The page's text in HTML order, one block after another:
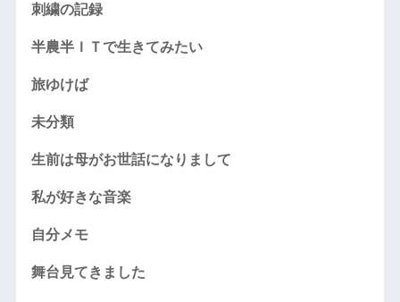
刺繍の記録
半農半ＩＴで生きてみたい
旅ゆけば
未分類
生前は母がお世話になりまして
私が好きな音楽
自分メモ
舞台見てきました